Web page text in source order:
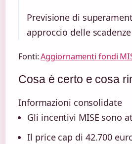
Previsione di
approccio delle
Fonti:Aggiornamenti fondi
Cosa è certo e cosa
Informazioni consolidate
Gli incentivi MISE sono
Il price cap di 42.700